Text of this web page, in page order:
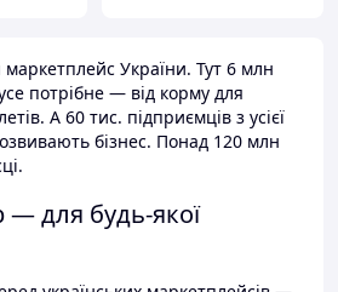
України. Тут 6 млн
потрібне — від корму для
А 60 тис. підприємців з усієї
бізнес. Понад 120 млн
— для будь-якої